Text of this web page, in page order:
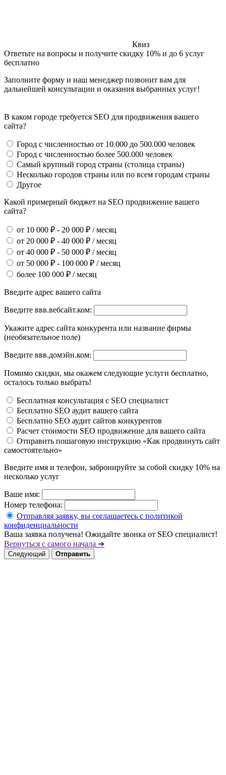
Квиз
Ответьте на вопросы и получите скидку 10% и до 6 услуг
бесплатно
Заполните форму и наш менеджер позвонит вам для
дальнейшей консультации и оказания выбранных услуг!
В каком городе требуется SEO для продвижения вашего
сайта?
Город с численностью от 10.000 до 500.000 человек
Город с численностью более 500.000 человек
Самый крупный город страны (столица страны)
Несколько городов страны или по всем городам страны
Другое
Какой примерный бюджет на SEO продвижение вашего
сайта?
от 10 000 ₽ - 20 000 ₽ / месяц
от 20 000 ₽ - 40 000 ₽ / месяц
от 40 000 ₽ - 50 000 ₽ / месяц
от 50 000 ₽ - 100 000 ₽ / месяц
более 100 000 ₽ / месяц
Введите адрес вашего сайта
Введите ввв.вебсайт.ком:
Укажите адрес сайта конкурента или название фирмы
(необязательное поле)
Введите ввв.домэйн.ком:
Помимо скидки, мы окажем следующие услуги бесплатно,
осталось только выбрать!
Бесплатная консультация с SEO специалист
Бесплатно SEO аудит вашего сайта
Бесплатно SEO аудит сайтов конкурентов
Расчет стоимости SEO продвижение для вашего сайта
Отправить пошаговую инструкцию «Как продвинуть сайт
самостоятельно»
Введите имя и телефон, забронируйте за собой скидку 10% на
несколько услуг
Ваше имя:
Номер телефона:
Отправляя заявку, вы соглашаетесь с политикой
конфиденциальности
Ваша заявка получена! Ожидайте звонка от SEO специалист!
Вернуться с самого начала ➜
Следующий Отправить